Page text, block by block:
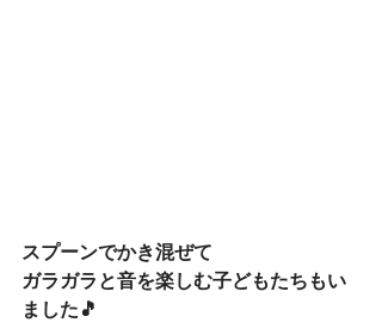
スプーンでかき混ぜて
ガラガラと音を楽しむ子どもたちもい
ました🎵